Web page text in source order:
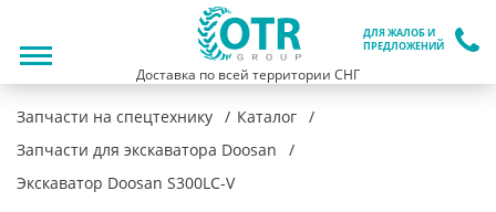
ДЛЯ ЖАЛОБ И
ПРЕДЛОЖЕНИЙ
Доставка по всей территории СНГ
Запчасти на спецтехнику
Каталог
Запчасти для экскаватора Doosan
Экскаватор Doosan S300LC-V